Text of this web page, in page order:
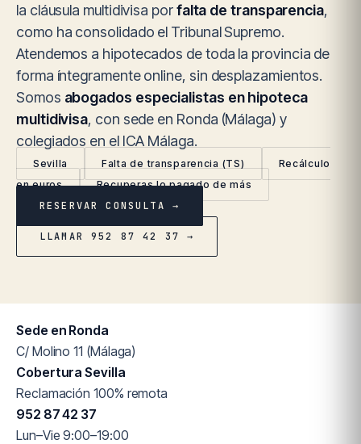
la cláusula multidivisa porfalta de transparencia,
como ha consolidado el Tribunal Supremo.
Atendemos a hipotecados de toda la provincia de
forma íntegramente online, sin desplazamientos.
Somos abogados especialistas en hipoteca
multidivisa, con sede en Ronda (Málaga) y
colegiados en el ICA Málaga.
Sevilla Falta de transparencia (TS)
Recálculo
en euros
Recuperas lo pagado de más
RESERVAR CONSULTA →
LLAMAR 952 87 42 37 →
Sede en Ronda
C/ Molino 11 (Málaga)
Cobertura Sevilla
Reclamación 100% remota
952 87 42 37
Lun–Vie 9:00–19:00